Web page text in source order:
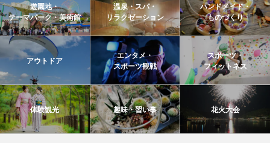
遊園地・
テーマパーク・美術館
温泉・スパ・
リラクゼーション
ハンドメイド・
ものづくり
アウトドア
エンタメ・
スポーツ観戦
スポーツ・
フィットネス
体験観光 趣味・習い事 花火大会